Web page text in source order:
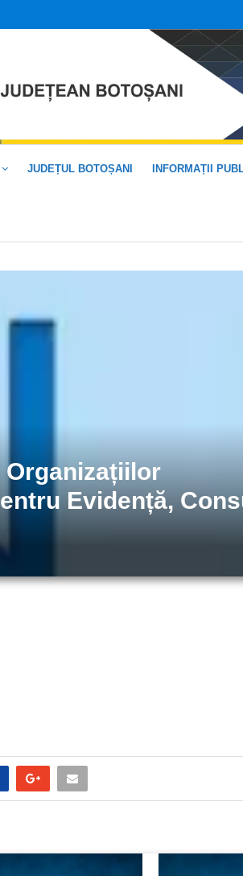
JUDEȚUL BOTOȘANI INFORMAȚII
Organizațiilor
Evidență,